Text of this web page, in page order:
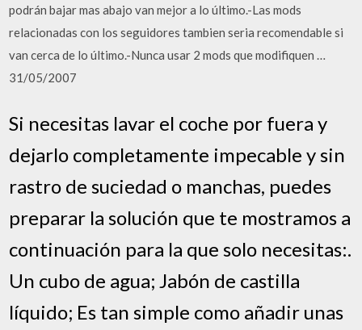
podrán bajar mas abajo van mejor a lo último.-Las mods
relacionadas con los seguidores tambien seria recomendable si
van cerca de lo último.-Nunca usar 2 mods que modifiquen …
31/05/2007
Si necesitas lavar el coche por fuera y
dejarlo completamente impecable y sin
rastro de suciedad o manchas, puedes
preparar la solución que te mostramos a
continuación para la que solo necesitas:.
Un cubo de agua; Jabón de castilla
líquido; Es tan simple como añadir unas